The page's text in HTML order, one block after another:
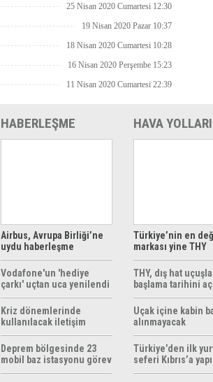
25 Nisan 2020 Cumartesi 12:30
19 Nisan 2020 Pazar 10:37
18 Nisan 2020 Cumartesi 10:28
16 Nisan 2020 Perşembe 15:23
11 Nisan 2020 Cumartesi 22:39
HABERLEŞME
Airbus, Avrupa Birliği’ne
uydu haberleşme
çözümleri sunuyor
Vodafone'un 'hediye
çarkı' uçtan uca yenilendi
Kriz dönemlerinde
kullanılacak iletişim
yöntemleri rehberi
hazırlandı
Deprem bölgesinde 23
mobil baz istasyonu görev
yapıyor
HAVA YOLLARI
Türkiye’nin en
markası yine THY
THY, dış hat
başlama tarihini
Uçak içine kabin
alınmayacak
Türkiye’den ilk yurt
seferi Kıbrıs’a